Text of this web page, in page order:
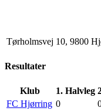
Tørholmsvej 10, 9800
Resultater
Klub 1. Halvleg
FC Hjørring 0